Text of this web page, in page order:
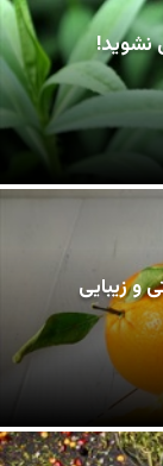
نشوید!
و زیبایی